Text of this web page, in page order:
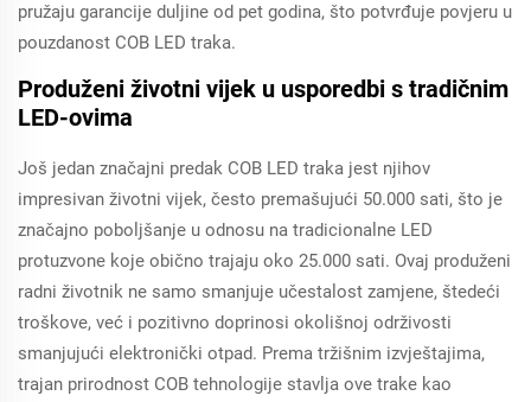
pružaju garancije duljine od pet godina, što potvrđuje povjeru u
pouzdanost COB LED traka.
Produženi životni vijek u usporedbi s tradičnim
LED-ovima
Još jedan značajni predak COB LED traka jest njihov
impresivan životni vijek, često premašujući 50.000 sati, što je
značajno poboljšanje u odnosu na tradicionalne LED
protuzvone koje obično trajaju oko 25.000 sati. Ovaj produženi
radni životnik ne samo smanjuje učestalost zamjene, štedeći
troškove, već i pozitivno doprinosi okolišnoj održivosti
smanjujući elektronički otpad. Prema tržišnim izvještajima,
trajan prirodnost COB tehnologije stavlja ove trake kao